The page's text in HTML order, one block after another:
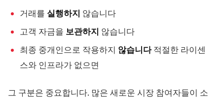
거래를 실행하지 않습니다
고객 자금을 보관하지 않습니다
최종 중개인으로 작용하지 않습니다적절한 라이센
스와 인프라가 없으면
그 구분은 중요합니다. 많은 새로운 시장 참여자들이 소